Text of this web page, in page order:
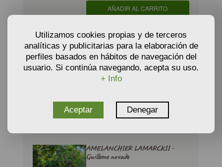
AÑADIR AL CARRITO
AMELANCHIER CANADENSIS -
Guillomo del Canadá
A partir de 3,66
AÑADIR AL CARRITO
AMELANCHIER LAMARCKII -
Guillomo nevado
Utilizamos cookies propias y de terceros
analíticas y publicitarias para la elaboración de
perfiles basados en hábitos de navegación del
usuario. Si continúa navegando, acepta su uso.
+ Info
Aceptar Denegar